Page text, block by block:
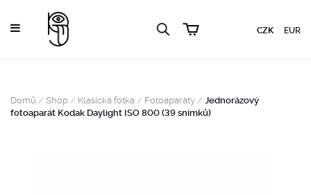
CZK EUR
Domů / Shop / Klasická fotka / Fotoaparáty / Jednorázový
fotoaparát Kodak Daylight ISO 800 (39 snímků)